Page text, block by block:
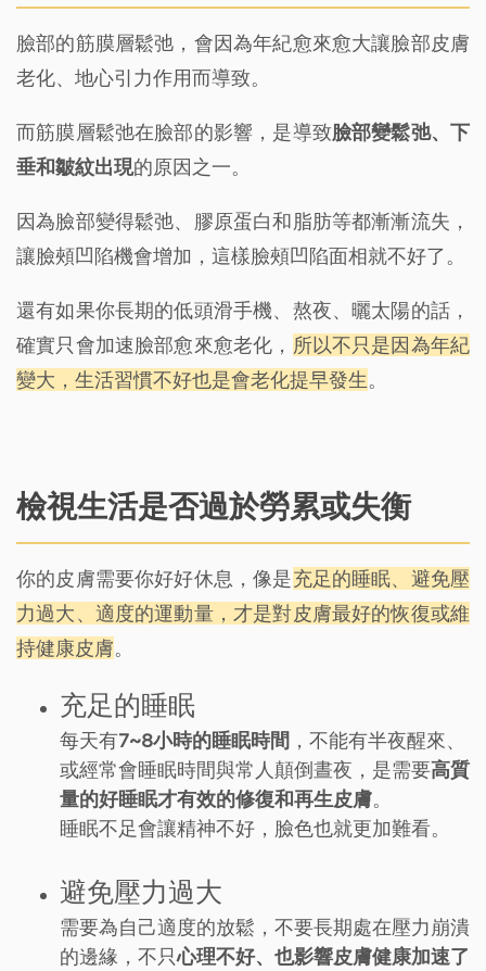
臉部的筋膜層鬆弛，會因為年紀愈來愈大讓臉部皮膚
老化、地心引力作用而導致。
而筋膜層鬆弛在臉部的影響，是導致臉部變鬆弛、下
垂和皺紋出現的原因之一。
因為臉部變得鬆弛、膠原蛋白和脂肪等都漸漸流失，
讓臉頰凹陷機會增加，這樣臉頰凹陷面相就不好了。
還有如果你長期的低頭滑手機、熬夜、曬太陽的話，
確實只會加速臉部愈來愈老化， 所以不只是因為年紀
變大，生活習慣不好也是會老化提早發生。
檢視生活是否過於勞累或失衡
你的皮膚需要你好好休息，像是充足的睡眠、避免壓
力過大、適度的運動量，才是對皮膚最好的恢復或維
持健康皮膚。
充足的睡眠
每天有7~8小時的睡眠時間 ，不能有半夜醒來、
或經常會睡眠時間與常人顛倒晝夜，是需要高質
量的好睡眠才有效的修復和再生皮膚。
睡眠不足會讓精神不好，臉色也就更加難看。
避免壓力過大
需要為自己適度的放鬆，不要長期處在壓力崩潰
的邊緣，不只心理不好、也影響皮膚健康加速了